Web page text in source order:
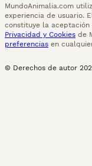
MundoAnimalia.com
experiencia de usuario.
constituye la aceptación
Privacidad y Cookies de
preferencias en
© Derechos de autor